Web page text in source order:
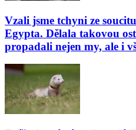
Vzali jsme tchyni ze
Egypta. Dělala takovou
propadali nejen my, ale i